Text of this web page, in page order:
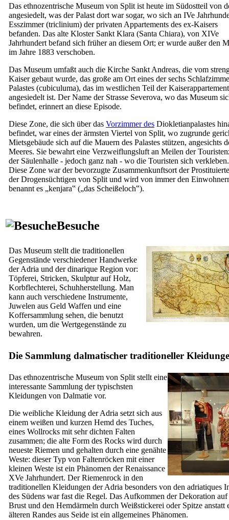
Das ethnozentrische Museum von Split ist heute im Südostteil von
angesiedelt, was der Palast dort war sogar, wo sich an IVe
Esszimmer (triclinium) der privaten Appartements des ex-Kaisers
befanden. Das alte Kloster Sankt Klara (Santa Chiara), von XIVe
Jahrhundert befand sich früher an diesem Ort; er wurde außer den
im Jahre 1883 verschoben.
Das Museum umfaßt auch die Kirche Sankt Andreas, die vom
Kaiser gebaut wurde, das große am Ort eines der sechs
Palastes (cubiculuma), das im westlichen Teil der
angesiedelt ist. Der Name der Strasse Severova, wo das Museum
befindet, erinnert an diese Episode.
Diese Zone, die sich über das Vorzimmer des Diokletianpalastes
befindet, war eines der ärmsten Viertel von Split, wo zugrunde
Mietsgebäude sich auf die Mauern des Palastes stützen, angesichts
Meeres. Sie bewahrt eine Verzweiflungsluft an Meilen der
der Säulenhalle - jedoch ganz nah - wo die Touristen sich verkleben.
Diese Zone war der bevorzugte Zusammenkunftsort der
der Drogensüchtigen von Split und wird von immer den
benannt es „kenjara‟ („das Scheißeloch‟).
Besuche
Das Museum stellt die traditionellen
Gegenstände verschiedener Handwerke
der Adria und der dinarique Region vor:
Töpferei, Stricken, Skulptur auf Holz,
Korbflechterei, Schuhherstellung. Man
kann auch verschiedene Instrumente,
Juwelen aus Geld Waffen und eine
Koffersammlung sehen, die benutzt
wurden, um die Wertgegenstände zu
bewahren.
Die Sammlung dalmatischer traditioneller
Das ethnozentrische Museum von Split stellt eine
interessante Sammlung der typischsten
Kleidungen von Dalmatie vor.
Die weibliche Kleidung der Adria setzt sich aus
einem weißen und kurzen Hemd des Tuches,
eines Wollrocks mit sehr dichten Falten
zusammen; die alte Form des Rocks wird durch
neueste Riemen und gehalten durch eine genähte
Weste: dieser Typ von Faltenröcken mit einer
kleinen Weste ist ein Phänomen der Renaissance
XVe Jahrhundert. Der Riemenrock in den
traditionellen Kleidungen der Adria besonders von den adriatiques
des Südens war fast die Regel. Das Aufkommen der Dekoration auf
Brust und den Hemdärmeln durch Weißstickerei oder Spitze anstatt
älteren Randes aus Seide ist ein allgemeines Phänomen.